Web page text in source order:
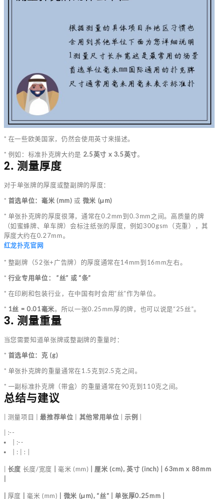
* 在一些欧美国家，仍然会使用英寸来描述。
* 例如：标准扑克牌大约是 2.5英寸 x 3.5英寸。
2. 测量厚度
对于单张牌的厚度或整副牌的厚度：
* 首选单位：毫米 (mm) 或 微米 (μm)
* 单张扑克牌的厚度很薄，通常在0.2mm到0.3mm之间。高质量的牌
（如蜜蜂牌、单车牌）会标注纸张的厚度，例如300gsm（克重），其
厚度大约在0.27mm。
红龙扑克官网
* 整副牌（52张+广告牌）的厚度通常在14mm到16mm左右。
* 行业专用单位： “丝” 或 “条”
* 在印刷和包装行业，在中国有时会用“丝”作为单位。
* 1丝 = 0.01毫米。所以一张0.25mm厚的牌，也可以说是“25丝”。
3. 测量重量
当您需要知道单张牌或整副牌的重量时：
* 首选单位：克 (g)
* 单张扑克牌的重量通常在1.5克到2.5克之间。
* 一副标准扑克牌（带盒）的重量通常在90克到110克之间。
总结与建议
| 测量项目 |最推荐单位 其他常用单位 |示例
| :--
| :--
| : | : |
长度 长度/宽度 毫米 (mm) | 厘米 (cm), 英寸 (inch) | 63mm x 88mm
厚度 |毫米 (mm) | 微米 (μm), “丝” | 单张厚0.25mm |